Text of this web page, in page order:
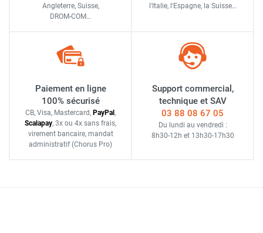
Angleterre, Suisse,
DROM-COM…
l'Italie, l'Espagne, la Suisse…
Paiement en ligne
100% sécurisé
CB, Visa, Mastercard, PayPal ,
Scalapay, 3x ou 4x sans frais,
virement bancaire, mandat
administratif (Chorus Pro)
Support commercial,
technique et SAV
03 88 08 67 05
Du lundi au vendredi :
8h30-12h et 13h30-17h30